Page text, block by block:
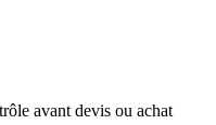
avant devis ou achat